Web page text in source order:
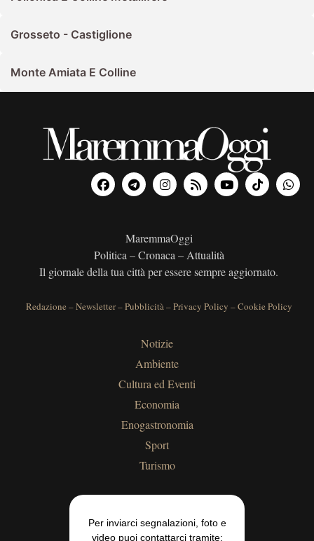
Grosseto - Castiglione
Monte Amiata E Colline
MaremmaOggi
Politica – Cronaca – Attualità
Il giornale della tua città per essere sempre aggiornato.
Redazione –Newsletter–Pubblicità–Privacy Policy –Cookie Policy
Notizie
Ambiente
Cultura ed Eventi
Economia
Enogastronomia
Sport
Turismo
Per inviarci segnalazioni, foto e
video puoi contattarci tramite: